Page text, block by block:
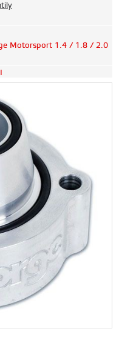
Motorsport 1.4 / 1.8 / 2.0